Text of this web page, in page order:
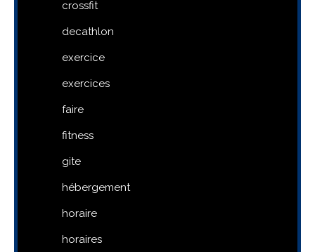
crossfit
decathlon
exercice
exercices
faire
fitness
gite
hébergement
horaire
horaires